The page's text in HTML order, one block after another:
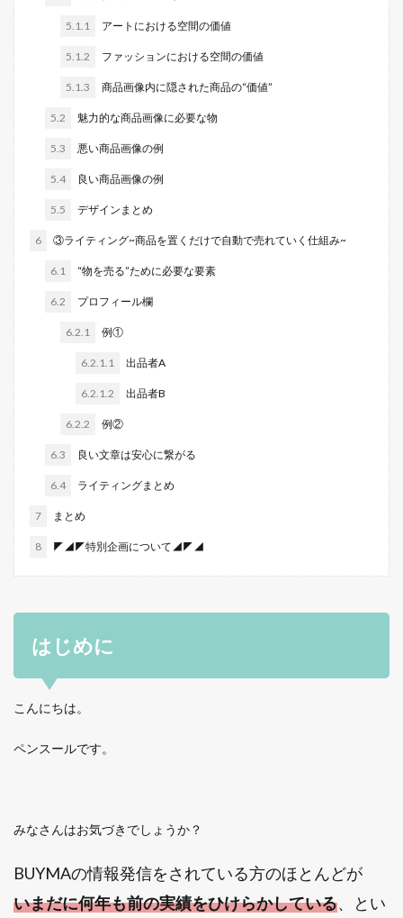
5.1.1 アートにおける空間の価値
5.1.2 ファッションにおける空間の価値
5.1.3 商品画像内に隠された商品の“価値”
5.2 魅力的な商品画像に必要な物
5.3 悪い商品画像の例
5.4 良い商品画像の例
5.5 デザインまとめ
6 ③ライティング~商品を置くだけで自動で売れていく仕組み~
6.1 “物を売る”ために必要な要素
6.2 プロフィール欄
6.2.1 例①
6.2.1.1 出品者A
6.2.1.2 出品者B
6.2.2 例②
6.3 良い文章は安心に繋がる
6.4 ライティングまとめ
7 まとめ
8 ◤◢◤特別企画について◢◤◢
はじめに
こんにちは。
ペンスールです。
みなさんはお気づきでしょうか？
BUYMAの情報発信をされている方のほとんどが
いまだに何年も前の実績をひけらかしている、とい